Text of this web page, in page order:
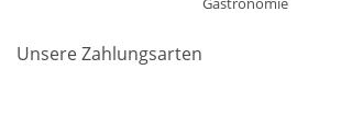
Unsere Zahlungsarten